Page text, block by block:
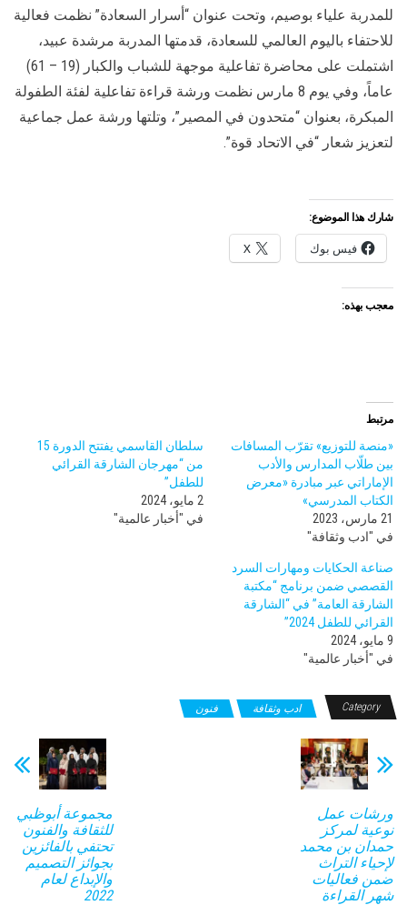
للمدربة علياء بوصيم، وتحت عنوان “أسرار السعادة” نظمت فعالية
للاحتفاء باليوم العالمي للسعادة، قدمتها المدربة مرشدة عبيد،
اشتملت على محاضرة تفاعلية موجهة للشباب والكبار (19 – 61)
عاماً، وفي يوم 8 مارس نظمت ورشة قراءة تفاعلية لفئة الطفولة
المبكرة، بعنوان “متحدون في المصير”، وتلتها ورشة عمل جماعية
لتعزيز شعار “في الاتحاد قوة”.
شارك هذا الموضوع:
فيس بوك X
معجب بهذه:
مرتبط
«منصة للتوزيع» تقرّب المسافات
بين طلّاب المدارس والأدب
الإماراتي عبر مبادرة «معرض
الكتاب المدرسي»
21 مارس، 2023
في "ادب وثقافة"
سلطان القاسمي يفتتح الدورة 15
من “مهرجان الشارقة القرائي
للطفل”
2 مايو، 2024
في "أخبار عالمية"
صناعة الحكايات ومهارات السرد
القصصي ضمن برنامج “مكتبة
الشارقة العامة” في “الشارقة
القرائي للطفل 2024”
9 مايو، 2024
في "أخبار عالمية"
Category ادب وثقافة فنون
مجموعة أبوظبي
للثقافة والفنون
تحتفي بالفائزين
بجوائز التصميم
والإبداع لعام
2022
ورشات عمل
نوعية لمركز
حمدان بن محمد
لإحياء التراث
ضمن فعاليات
شهر القراءة